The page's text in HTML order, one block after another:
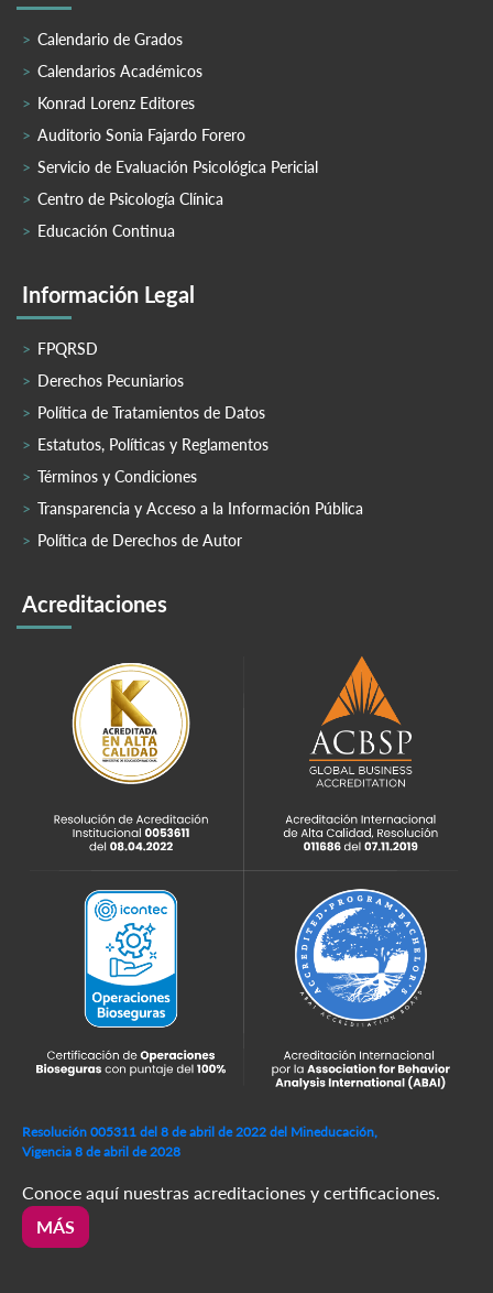
Calendario de Grados
Calendarios Académicos
Konrad Lorenz Editores
Auditorio Sonia Fajardo Forero
Servicio de Evaluación Psicológica Pericial
Centro de Psicología Clínica
Educación Continua
Información Legal
FPQRSD
Derechos Pecuniarios
Política de Tratamientos de Datos
Estatutos, Políticas y Reglamentos
Términos y Condiciones
Transparencia y Acceso a la Información Pública
Política de Derechos de Autor
Acreditaciones
Resolución 005311 del 8 de abril de 2022 del Mineducación,
Vigencia 8 de abril de 2028
Conoce aquí nuestras acreditaciones y certificaciones.
MÁS